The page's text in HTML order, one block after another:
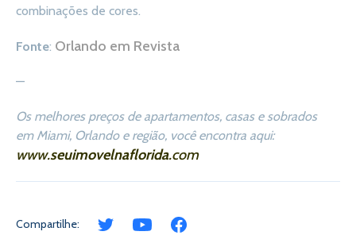
combinações de cores.
Fonte: Orlando em Revista
—
Os melhores preços de apartamentos, casas e sobrados
em Miami, Orlando e região, você encontra aqui:
www.seuimovelnaflorida.com
Compartilhe: